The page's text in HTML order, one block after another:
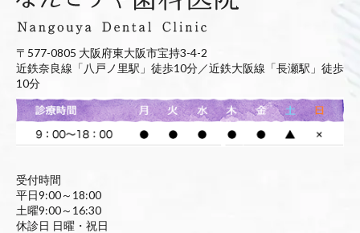
〒577-0805 大阪府東大阪市宝持3-4-2
近鉄奈良線「八戸ノ里駅」徒歩10分／近鉄大阪線「長瀬駅」徒歩
10分
受付時間
平日9:00～18:00
土曜9:00～16:30
休診日 日曜・祝日